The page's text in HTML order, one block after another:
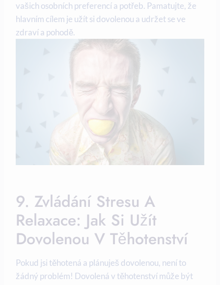
vašich osobních preferencí a potřeb. Pamatujte, že
hlavním cílem je užít si dovolenou ​a udržet se ve
zdraví a pohodě.
9. Zvládání Stresu A
Relaxace: Jak Si Užít
Dovolenou V Těhotenství
Pokud jsi těhotená ‍a plánuješ dovolenou, ⁤není to
žádný problém! Dovolená v těhotenství⁤ může být